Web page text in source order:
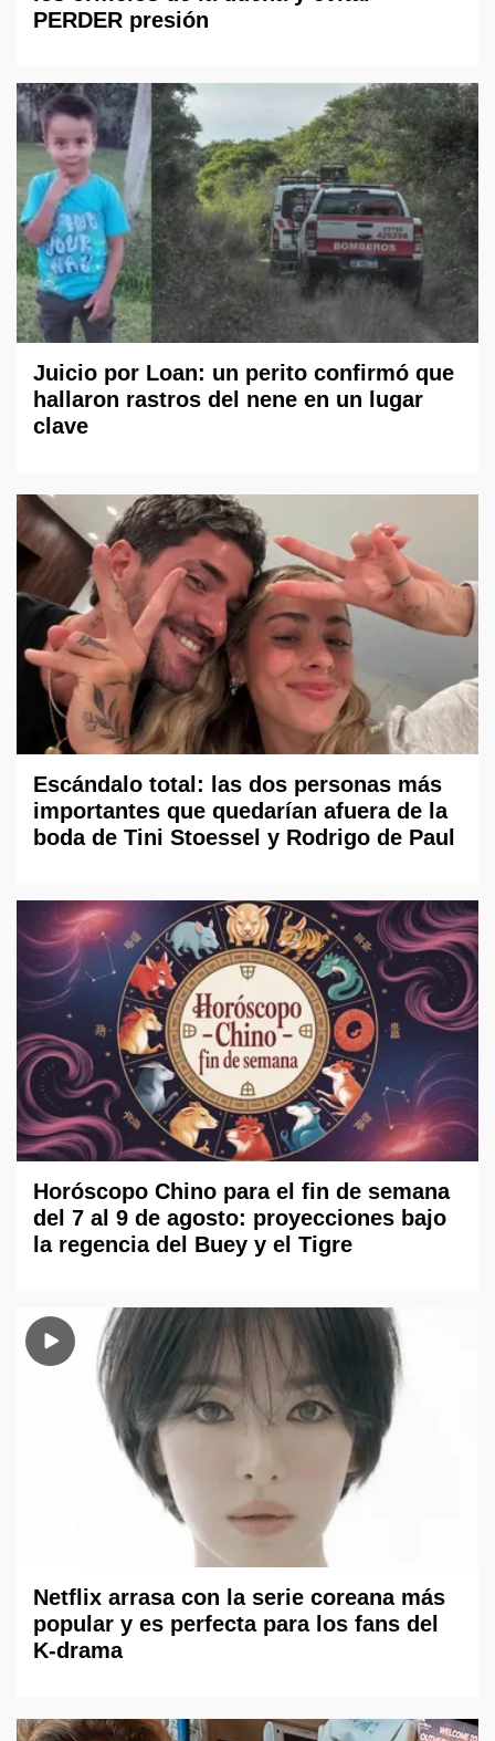
PERDER presión
Juicio por Loan: un perito confirmó que
hallaron rastros del nene en un lugar
clave
Escándalo total: las dos personas más
importantes que quedarían afuera de la
boda de Tini Stoessel y Rodrigo de Paul
Horóscopo Chino para el fin de semana
del 7 al 9 de agosto: proyecciones bajo
la regencia del Buey y el Tigre
Netflix arrasa con la serie coreana más
popular y es perfecta para los fans del
K-drama